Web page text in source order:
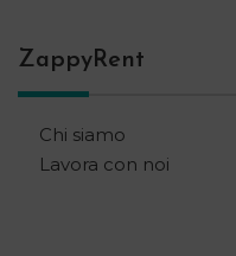
ZappyRent
Chi siamo
Lavora con noi